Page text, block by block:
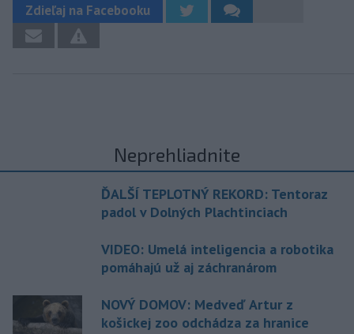
Zdieľaj na Facebooku
Neprehliadnite
ĎALŠÍ TEPLOTNÝ REKORD: Tentoraz
padol v Dolných Plachtinciach
VIDEO: Umelá inteligencia a robotika
pomáhajú už aj záchranárom
NOVÝ DOMOV: Medveď Artur z
košickej zoo odchádza za hranice